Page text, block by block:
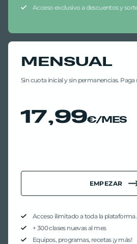
Acceso exclusivo a descuentos y
MENSUAL
Sin cuota inicial y sin permanencias. Paga
17,99€/MES
EMPEZAR
Acceso ilimitado a toda la plataforma.
+ 300 clases nuevas al mes
Equipos, programas, recetas ¡y más!